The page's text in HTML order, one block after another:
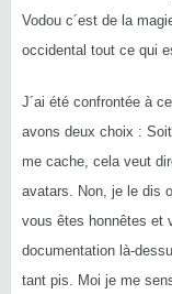
Vodou c´est de la
occidental tout ce qui
J´ai été confrontée à
avons deux choix :
me cache, cela veut
avatars. Non, je le dis
vous êtes honnêtes et
documentation là-
tant pis. Moi je me